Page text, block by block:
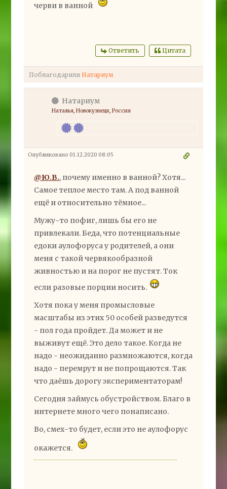
черви в ванной
Ответить Цитата
ПоблагодарилиНатариум
Натариум
Наталья, Новокузнецк, Россия
Опубликовано 01.12.2020 08:05
@Ю.В., почему именно в ванной? Хотя...
Самое теплое место там. А под ванной
ещё и относительно тёмное...
Мужу-то пофиг, лишь бы его не
привлекали. Беда, что потенциальные
едоки аулофоруса у родителей, а они
меня с такой червякообразной
живностью и на порог не пустят. Ток
если разовые порции носить.
Хотя пока у меня промысловые
масштабы из этих 50 особей разведутся
- пол года пройдет. Да может и не
выживут ещё. Это дело такое. Когда не
надо - неожиданно размножаются, когда
надо - перемрут и не попрощаются. Так
что даёшь дорогу экспериментаторам!
Сегодня займусь обустройством. Благо в
интернете много чего понаписано.
Во, смех-то будет, если это не аулофорус
окажется.